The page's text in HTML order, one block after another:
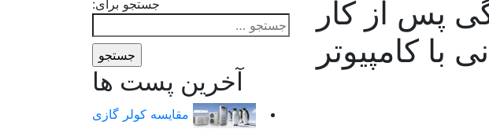
پس از کار
با کامپیوتر
جستجو برای:
آخرین پست ها
مقایسه کولر گازی